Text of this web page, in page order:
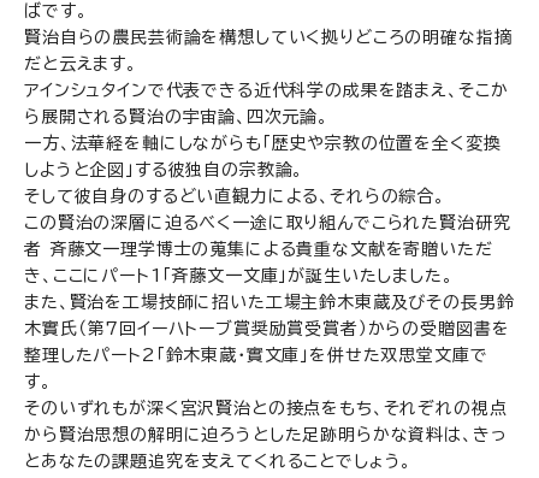
ばです。
賢治自らの農民芸術論を構想していく拠りどころの明確な指摘
だと云えます。
アインシュタインで代表できる近代科学の成果を踏まえ、そこか
ら展開される賢治の宇宙論、四次元論。
一方、法華経を軸にしながらも「歴史や宗教の位置を全く変換
しようと企図」する彼独自の宗教論。
そして彼自身のするどい直観力による、それらの綜合。
この賢治の深層に迫るべく一途に取り組んでこられた賢治研究
者 斉藤文一理学博士の蒐集による貴重な文献を寄贈いただ
き、ここにパート1「斉藤文一文庫」が誕生いたしました。
また、賢治を工場技師に招いた工場主鈴木東蔵及びその長男鈴
木實氏（第7回イーハトーブ賞奨励賞受賞者）からの受贈図書を
整理したパート2「鈴木東蔵・實文庫」を併せた双思堂文庫で
す。
そのいずれもが深く宮沢賢治との接点をもち、それぞれの視点
から賢治思想の解明に迫ろうとした足跡明らかな資料は、きっ
とあなたの課題追究を支えてくれることでしょう。